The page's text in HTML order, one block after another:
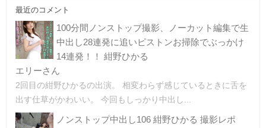
最近のコメント
100分間ノンストップ撮影、ノーカット編集で生
中出し28連発に追いピストンお掃除でぶっかけ
14連発！！ 紺野ひかる
エリーさん
2回目の紺野ひかるの出演。 相変わらず感じているときに舌を
出す仕草がかわいい。 今回もしっかり中出し...
ノンストップ中出し106 紺野ひかる 撮影レポ